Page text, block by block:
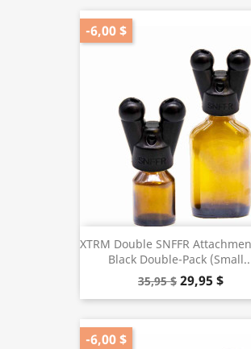
XTRM Double SNFFR
Black Double-Pack
35,95 $ 29,95 $
-6,00 $
-6,00 $